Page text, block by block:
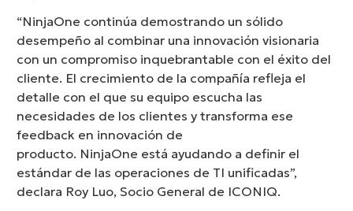
“NinjaOne continúa demostrando un sólido
desempeño al combinar una innovación visionaria
con un compromiso inquebrantable con el éxito del
cliente. El crecimiento de la compañía refleja el
detalle con el que su equipo escucha las
necesidades de los clientes y transforma ese
feedback en innovación de
producto. NinjaOne está ayudando a definir el
estándar de las operaciones de TI unificadas”,
declara Roy Luo, Socio General de ICONIQ.